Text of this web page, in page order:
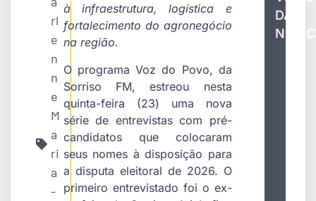
rl
e
n
n
e
M
a
ri
a
-
à infraestrutura, logística e
fortalecimento do agronegócio
na região.
O programa Voz do Povo, da
Sorriso FM, estreou nesta
quinta-feira (23) uma nova
série de entrevistas com pré-
candidatos que colocaram
seus nomes à disposição para
a disputa eleitoral de 2026. O
primeiro entrevistado foi o ex-
DA